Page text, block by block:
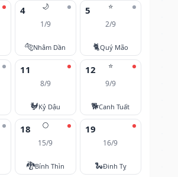
🌙
4
1/9
🐅Nhâm Dần
⭐
5
2/9
🐈Quý Mão
11
8/9
🐓Kỷ Dậu
⭐
12
9/9
🐕Canh Tuất
🌕
18
15/9
🐉Bính Thìn
19
16/9
🐍Đinh Tỵ